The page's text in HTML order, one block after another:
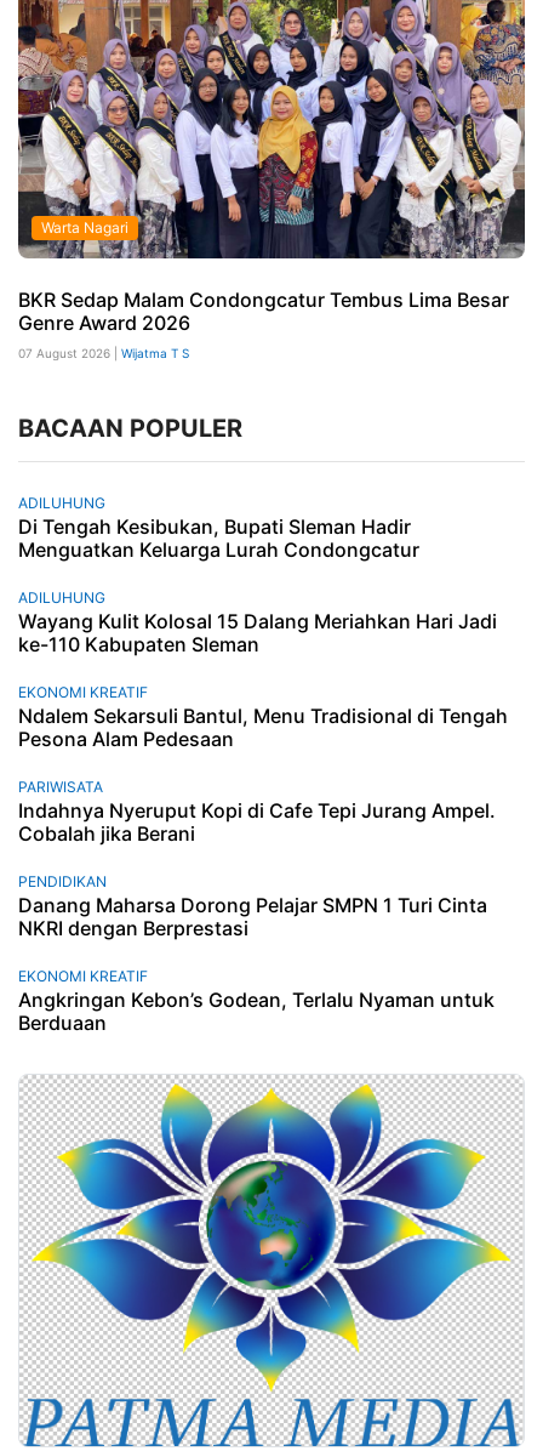
Warta Nagari
BKR Sedap Malam Condongcatur Tembus Lima Besar
Genre Award 2026
07 August 2026 | Wijatma T S
BACAAN POPULER
ADILUHUNG
Di Tengah Kesibukan, Bupati Sleman Hadir
Menguatkan Keluarga Lurah Condongcatur
ADILUHUNG
Wayang Kulit Kolosal 15 Dalang Meriahkan Hari Jadi
ke-110 Kabupaten Sleman
EKONOMI KREATIF
Ndalem Sekarsuli Bantul, Menu Tradisional di Tengah
Pesona Alam Pedesaan
PARIWISATA
Indahnya Nyeruput Kopi di Cafe Tepi Jurang Ampel.
Cobalah jika Berani
PENDIDIKAN
Danang Maharsa Dorong Pelajar SMPN 1 Turi Cinta
NKRI dengan Berprestasi
EKONOMI KREATIF
Angkringan Kebon’s Godean, Terlalu Nyaman untuk
Berduaan